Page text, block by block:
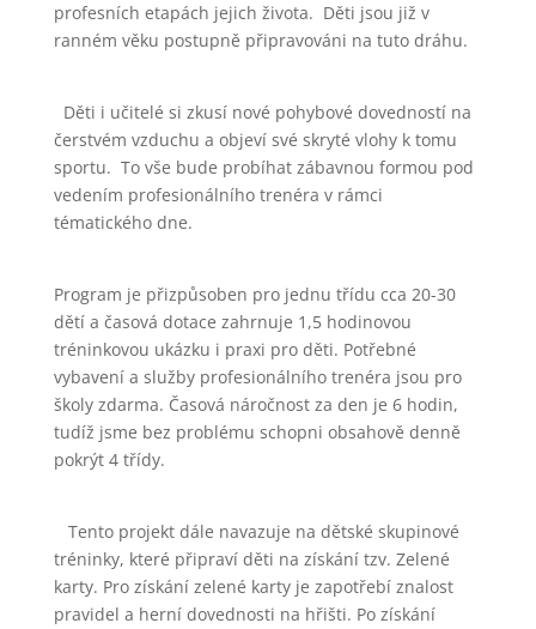
profesních etapách jejich života. Děti jsou již v
ranném věku postupně připravováni na tuto dráhu.
Děti i učitelé si zkusí nové pohybové dovedností na
čerstvém vzduchu a objeví své skryté vlohy k tomu
sportu. To vše bude probíhat zábavnou formou pod
vedením profesionálního trenéra v rámci
tématického dne.
Program je přizpůsoben pro jednu třídu cca 20-30
dětí a časová dotace zahrnuje 1,5 hodinovou
tréninkovou ukázku i praxi pro děti. Potřebné
vybavení a služby profesionálního trenéra jsou pro
školy zdarma. Časová náročnost za den je 6 hodin,
tudíž jsme bez problému schopni obsahově denně
pokrýt 4 třídy.
Tento projekt dále navazuje na dětské skupinové
tréninky, které připraví děti na získání tzv. Zelené
karty. Pro získání zelené karty je zapotřebí znalost
pravidel a herní dovednosti na hřišti. Po získání